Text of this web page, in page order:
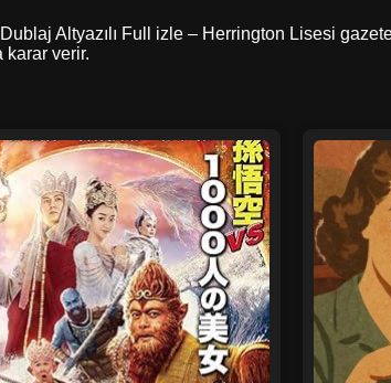
Altyazılı Full izle – Herrington Lisesi
karar verir.